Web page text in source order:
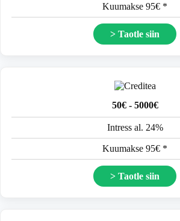
Kuumakse 95€ *
> Taotle siin
50€ - 5000€
Intress al. 24%
Kuumakse 95€ *
> Taotle siin